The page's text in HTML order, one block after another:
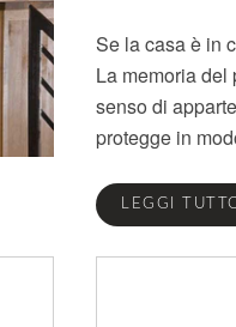
Se la casa è in
La memoria del
senso di
protegge in
LEGGI